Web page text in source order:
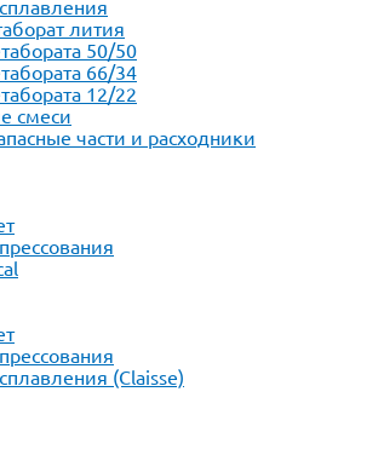
лития
50/50
66/34
12/22
смеси
части и расходники
(Claisse)